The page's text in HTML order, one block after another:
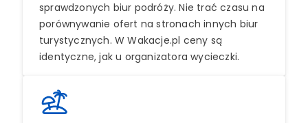
sprawdzonych biur podróży. Nie trać czasu na
porównywanie ofert na stronach innych biur
turystycznych. W Wakacje.pl ceny są
identyczne, jak u organizatora wycieczki.